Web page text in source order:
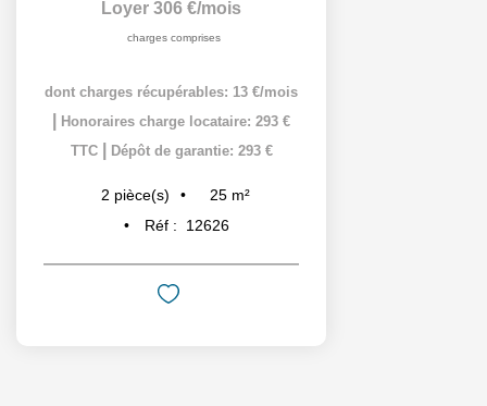
Loyer 306 €/mois
charges comprises
dont charges récupérables: 13 €/mois
Honoraires charge locataire: 293 €
TTC
Dépôt de garantie: 293 €
2 pièce(s) 25 m²
Réf :
12626